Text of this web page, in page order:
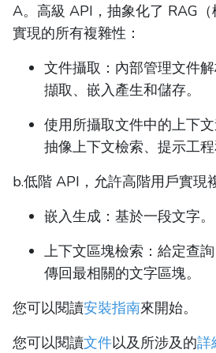
A。高級 API，抽象化了 RAG
實現的所有複雜性：
文件攝取：內部管理文件
擷取、嵌入產生和儲存。
使用所攝取文件中的上下
抽像上下文檢索、提示工程
b.低階 API，允許高階用戶實現
嵌入生成：基於一段文字。
上下文區塊檢索：給定查
傳回最相關的文字區塊。
您可以閱讀安裝指南來開始。
您可以閱讀文件以及所涉及的詳